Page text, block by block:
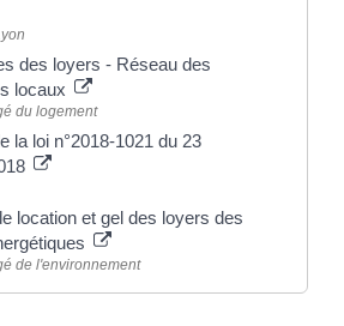
des loyers - Réseau des
locaux
du logement
la loi n°2018-1021 du 23
location et gel des loyers des
de l'environnement